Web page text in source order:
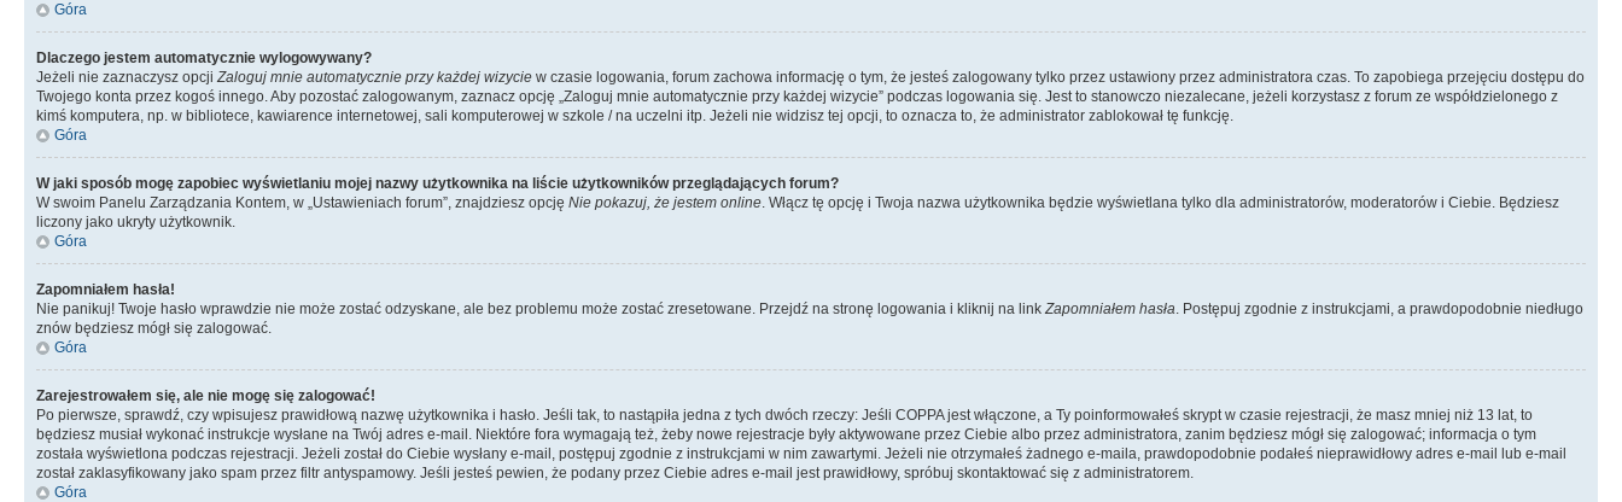
Góra
Dlaczego jestem automatycznie wylogowywany?
Jeżeli nie zaznaczysz opcjiZaloguj mnie automatycznie przy każdej wizycie w czasie logowania, forum zachowa informację o tym, że jesteś zalogowany tylko przez ustawiony przez administratora czas. To zapobiega przejęciu dostępu do
Twojego konta przez kogoś innego. Aby pozostać zalogowanym, zaznacz opcję „Zaloguj mnie automatycznie przy każdej wizycie” podczas logowania się. Jest to stanowczo niezalecane, jeżeli korzystasz z forum ze współdzielonego z
kimś komputera, np. w bibliotece, kawiarence internetowej, sali komputerowej w szkole / na uczelni itp. Jeżeli nie widzisz tej opcji, to oznacza to, że administrator zablokował tę funkcję.
Góra
W jaki sposób mogę zapobiec wyświetlaniu mojej nazwy użytkownika na liście użytkowników przeglądających forum?
W swoim Panelu Zarządzania Kontem, w „Ustawieniach forum”, znajdziesz opcję Nie pokazuj, że jestem online. Włącz tę opcję i Twoja nazwa użytkownika będzie wyświetlana tylko dla administratorów, moderatorów i Ciebie. Będziesz
liczony jako ukryty użytkownik.
Góra
Zapomniałem hasła!
Nie panikuj! Twoje hasło wprawdzie nie może zostać odzyskane, ale bez problemu może zostać zresetowane. Przejdź na stronę logowania i kliknij na linkZapomniałem hasła. Postępuj zgodnie z instrukcjami, a prawdopodobnie niedługo
znów będziesz mógł się zalogować.
Góra
Zarejestrowałem się, ale nie mogę się zalogować!
Po pierwsze, sprawdź, czy wpisujesz prawidłową nazwę użytkownika i hasło. Jeśli tak, to nastąpiła jedna z tych dwóch rzeczy: Jeśli COPPA jest włączone, a Ty poinformowałeś skrypt w czasie rejestracji, że masz mniej niż 13 lat, to
będziesz musiał wykonać instrukcje wysłane na Twój adres e-mail. Niektóre fora wymagają też, żeby nowe rejestracje były aktywowane przez Ciebie albo przez administratora, zanim będziesz mógł się zalogować; informacja o tym
została wyświetlona podczas rejestracji. Jeżeli został do Ciebie wysłany e-mail, postępuj zgodnie z instrukcjami w nim zawartymi. Jeżeli nie otrzymałeś żadnego e-maila, prawdopodobnie podałeś nieprawidłowy adres e-mail lub e-mail
został zaklasyfikowany jako spam przez filtr antyspamowy. Jeśli jesteś pewien, że podany przez Ciebie adres e-mail jest prawidłowy, spróbuj skontaktować się z administratorem.
Góra